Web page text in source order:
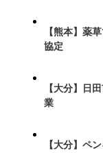
【熊本】薬
協定
【大分】日
業
【大分】ペ